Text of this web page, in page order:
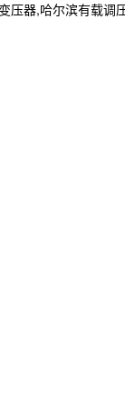
压器,哈尔滨有载调